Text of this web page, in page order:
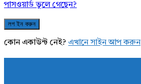
পাসওয়ার্ড ভুলে গেছেন?
কোন একাউন্ট নেই? এখানে সাইন আপ করুন